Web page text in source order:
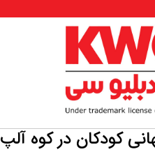
کودکان در کوه آلپ